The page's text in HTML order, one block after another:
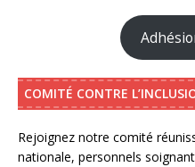
COMITÉ CONTRE
Rejoignez notre comité
nationale, personnels